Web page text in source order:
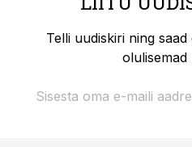
Telli uudiskiri ning
olulisemad